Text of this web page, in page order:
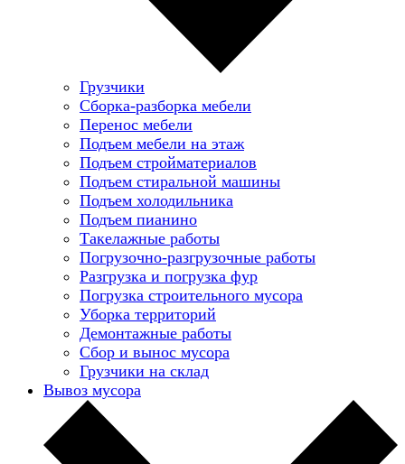
Грузчики
Сборка-разборка мебели
Перенос мебели
Подъем мебели на этаж
Подъем стройматериалов
Подъем стиральной машины
Подъем холодильника
Подъем пианино
Такелажные работы
Погрузочно-разгрузочные работы
Разгрузка и погрузка фур
Погрузка строительного мусора
Уборка территорий
Демонтажные работы
Сбор и вынос мусора
Грузчики на склад
Вывоз мусора